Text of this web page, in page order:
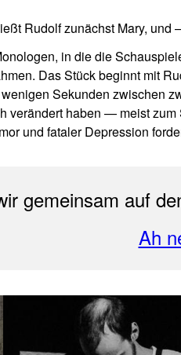
Rudolf zunächst Mary,
in die die
Das Stück beginnt mit
Sekunden zwischen
verändert haben — meist
und fataler Depression
gemeinsam auf
Ah